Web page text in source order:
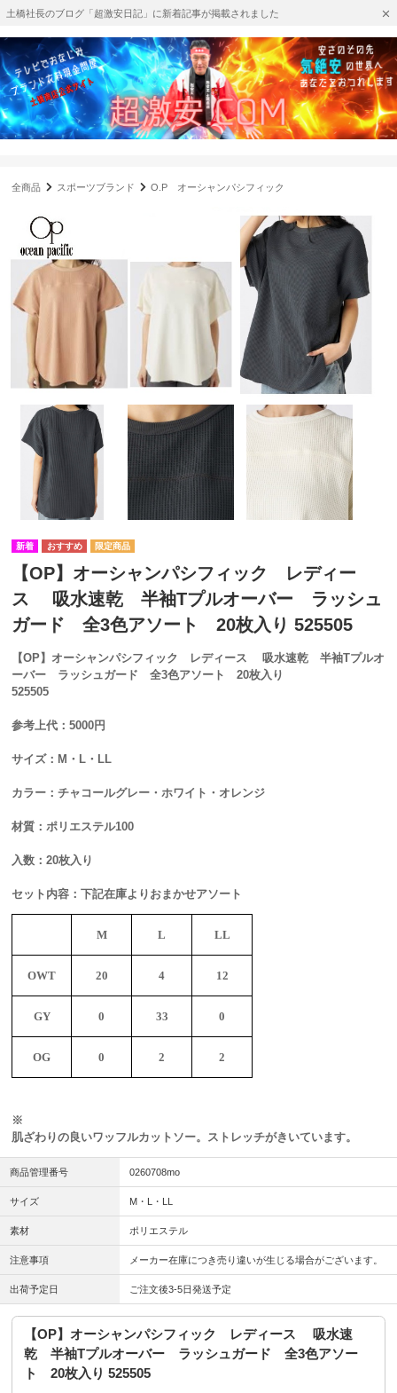
土橋社長のブログ「超激安日記」に新着記事が掲載されました
全商品 スポーツブランド O.P オーシャンパシフィック
【OP】オーシャンパシフィック レディー
ス 吸水速乾 半袖Tプルオーバー ラッシュ
ガード 全3色アソート 20枚入り 525505
【OP】オーシャンパシフィック レディース 吸水速乾 半袖Tプルオ
ーバー ラッシュガード 全3色アソート 20枚入り
525505
参考上代：5000円
サイズ：M・L・LL
カラー：チャコールグレー・ホワイト・オレンジ
材質：ポリエステル100
入数：20枚入り
セット内容：下記在庫よりおまかせアソート
M L LL
OWT 20 4 12
GY 0 33 0
OG 0 2 2
※
肌ざわりの良いワッフルカットソー。ストレッチがきいています。
商品管理番号 0260708mo
サイズ M・L・LL
素材 ポリエステル
注意事項 メーカー在庫につき売り違いが生じる場合がございます。
出荷予定日 ご注文後3-5日発送予定
【OP】オーシャンパシフィック レディース 吸水速
乾 半袖Tプルオーバー ラッシュガード 全3色アソー
ト 20枚入り 525505